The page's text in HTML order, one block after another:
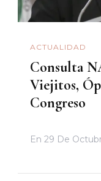
ACTUALIDAD
Consulta
Viejitos,
Congreso
En 29 De